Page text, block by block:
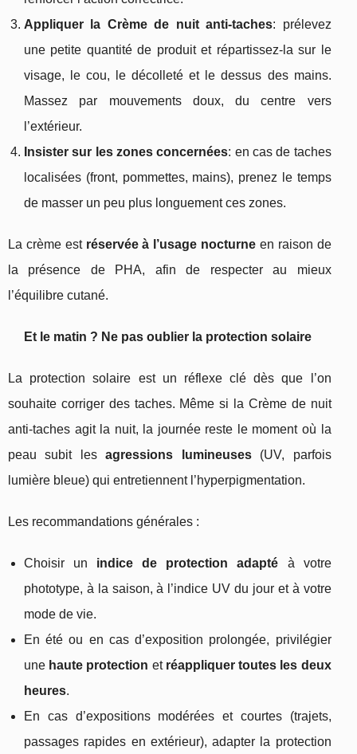
Appliquer la Crème de nuit anti-taches: prélevez
une petite quantité de produit et répartissez-la sur le
visage, le cou, le décolleté et le dessus des mains.
Massez par mouvements doux, du centre vers
l’extérieur.
Insister sur les zones concernées: en cas de taches
localisées (front, pommettes, mains), prenez le temps
de masser un peu plus longuement ces zones.
La crème est réservée à l’usage nocturne en raison de
la présence de PHA, afin de respecter au mieux
l’équilibre cutané.
Et le matin ? Ne pas oublier la protection solaire
La protection solaire est un réflexe clé dès que l’on
souhaite corriger des taches. Même si la Crème de nuit
anti-taches agit la nuit, la journée reste le moment où la
peau subit lesagressions lumineuses(UV, parfois
lumière bleue) qui entretiennent l’hyperpigmentation.
Les recommandations générales :
Choisir un indice de protection adapté à votre
phototype, à la saison, à l’indice UV du jour et à votre
mode de vie.
En été ou en cas d’exposition prolongée, privilégier
une haute protection et réappliquer toutes les deux
heures.
En cas d’expositions modérées et courtes (trajets,
passages rapides en extérieur), adapter la protection